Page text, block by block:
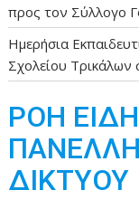
προς τον Σύλλογο
Ημερήσια
Σχολείου
ΡΟΗ
ΔΙΚΤΥΟΥ